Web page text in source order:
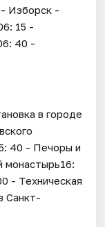
Изборск -
15 -
40 -
в городе
40 - Печоры и
монастырь16:
- Техническая
Санкт-